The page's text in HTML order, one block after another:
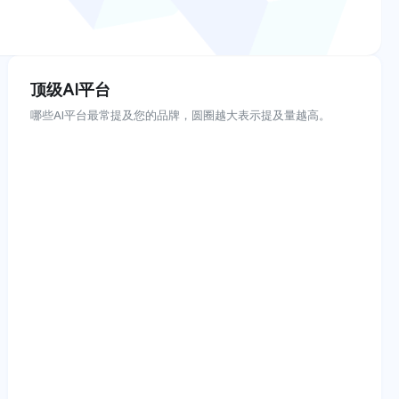
顶级AI平台
哪些AI平台最常提及您的品牌，圆圈越大表示提及量越高。